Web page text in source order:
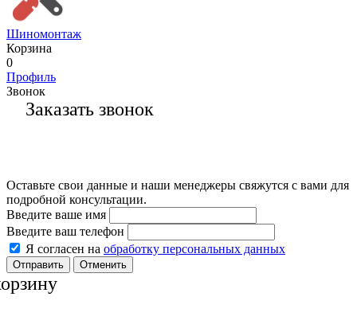
Шиномонтаж
Корзина
0
Профиль
Звонок
Заказать звонок
Оставьте свои данные и наши менеджеры свяжутся с вами для
подробной консультации.
Введите ваше имя
Введите ваш телефон
Я согласен на обработку персональных данных
Отменить